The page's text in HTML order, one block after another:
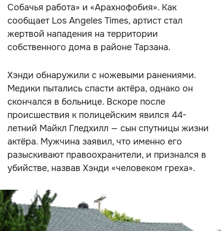
Собачья работа» и «Арахнофобия». Как
сообщает Los Angeles Times, артист стал
жертвой нападения на территории
собственного дома в районе Тарзана.
Хэнди обнаружили с ножевыми ранениями.
Медики пытались спасти актёра, однако он
скончался в больнице. Вскоре после
происшествия к полицейским явился 44-
летний Майкл Гледхилл — сын спутницы жизни
актёра. Мужчина заявил, что именно его
разыскивают правоохранители, и признался в
убийстве, назвав Хэнди «человеком греха».